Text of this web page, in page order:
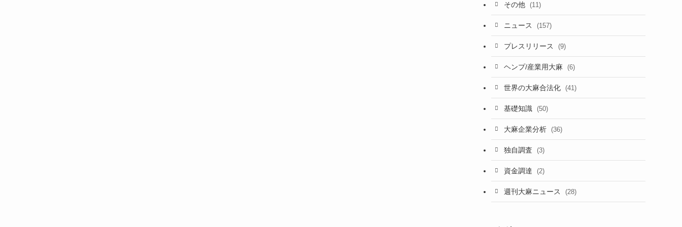
その他 (11)
ニュース (157)
プレスリリース (9)
ヘンプ/産業用大麻 (6)
世界の大麻合法化 (41)
基礎知識 (50)
大麻企業分析 (36)
独自調査 (3)
資金調達 (2)
週刊大麻ニュース (28)